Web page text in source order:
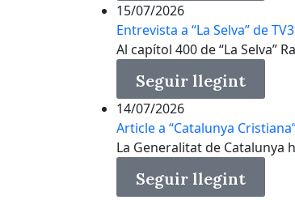
15/07/2026
Entrevista a “La Selva” de
Al capítol 400 de “La Selva”
Seguir llegint
14/07/2026
Article a “Catalunya
La Generalitat de Catalunya
Seguir llegint